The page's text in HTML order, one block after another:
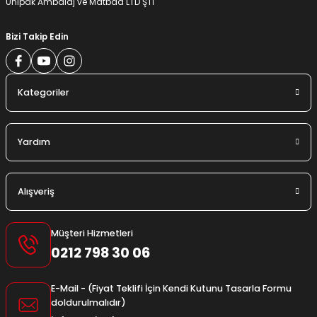
Bizi Takip Edin
Kategoriler
Yardım
Alışveriş
Müşteri Hizmetleri
0212 798 30 06
E-Mail - (Fiyat Teklifi İçin Kendi Kutunu Tasarla Formu
doldurulmalıdır)